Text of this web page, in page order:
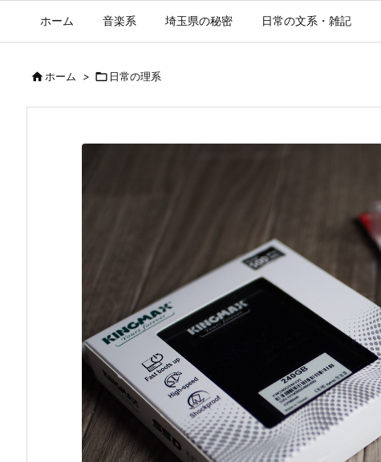
ホーム 音楽系 埼玉県の秘密 日常の文系・雑記
ホーム >  日常の理系